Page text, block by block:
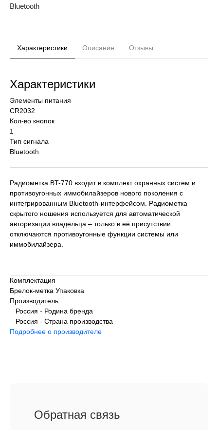
Bluetooth
Характеристики Описание Отзывы
Характеристики
Элементы питания
CR2032
Кол-во кнопок
1
Тип сигнала
Bluetooth
Радиометка BT-770 входит в комплект охранных систем и
противоугонных иммобилайзеров нового поколения с
интегрированным Bluetooth-интерфейсом. Радиометка
скрытого ношения используется для автоматической
авторизации владельца – только в её присутствии
отключаются противоугонные функции системы или
иммобилайзера.
Комплектация
Брелок-метка Упаковка
Производитель
Россия - Родина бренда
Россия - Страна производства
Подробнее о производителе
Обратная связь